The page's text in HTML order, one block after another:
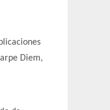
Diem,